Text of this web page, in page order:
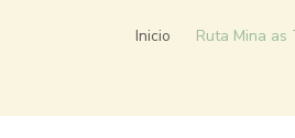
Inicio Ruta Mina as